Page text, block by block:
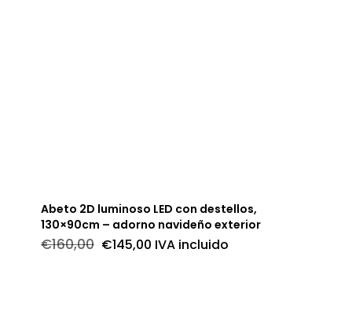
Abeto 2D luminoso LED con destellos,
130×90cm – adorno navideño exterior
€160,00 El
precio
€145,00ElIVA incluido